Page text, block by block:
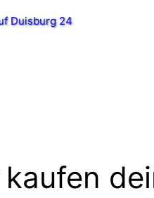
Duisburg 24
kaufen